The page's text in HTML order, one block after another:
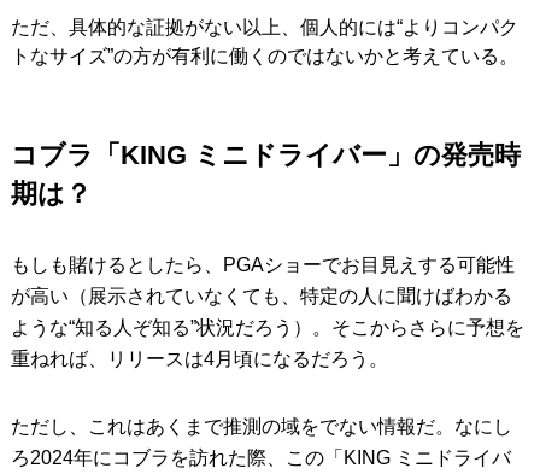
ただ、具体的な証拠がない以上、個人的には“よりコンパク
トなサイズ”の方が有利に働くのではないかと考えている。
コブラ「KING ミニドライバー」の発売時
期は？
もしも賭けるとしたら、PGAショーでお目見えする可能性
が高い（展示されていなくても、特定の人に聞けばわかる
ような“知る人ぞ知る”状況だろう）。そこからさらに予想を
重ねれば、リリースは4月頃になるだろう。
ただし、これはあくまで推測の域をでない情報だ。なにし
ろ2024年にコブラを訪れた際、この「KING ミニドライバ